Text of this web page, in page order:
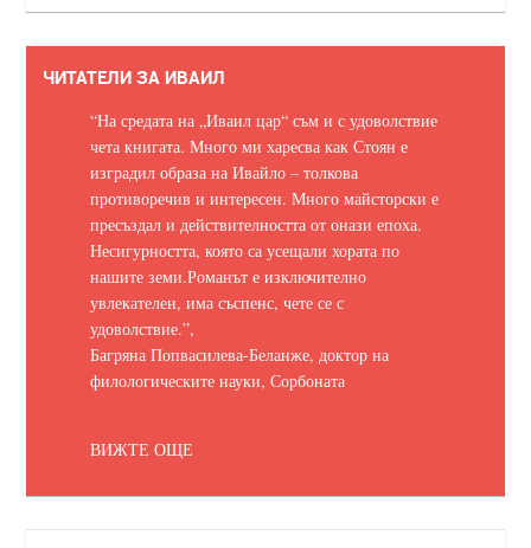
ЧИТАТЕЛИ ЗА ИВАИЛ
“На средата на „Иваил цар“ съм и с удоволствие
чета книгата. Много ми харесва как Стоян е
изградил образа на Ивайло – толкова
противоречив и интересен. Много майсторски е
пресъздал и действителността от онази епоха.
Несигурността, която са усещали хората по
нашите земи.Романът е изключително
увлекателен, има съспенс, чете се с
удоволствие.”,
Багряна Попвасилева-Беланже, доктор на
филологическите науки, Сорбоната
ВИЖТЕ ОЩЕ